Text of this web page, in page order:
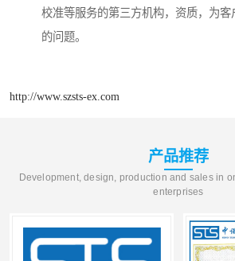
校准等服务的第三方机构，资质，为客
的问题。
http://www.szsts-ex.com
产品推荐
Development, design, production and sales in
enterprises